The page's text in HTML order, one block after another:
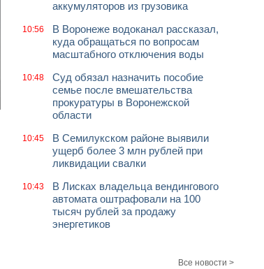
аккумуляторов из грузовика
10:56
В Воронеже водоканал рассказал,
куда обращаться по вопросам
масштабного отключения воды
10:48
Суд обязал назначить пособие
семье после вмешательства
прокуратуры в Воронежской
области
10:45
В Семилукском районе выявили
ущерб более 3 млн рублей при
ликвидации свалки
10:43
В Лисках владельца вендингового
автомата оштрафовали на 100
тысяч рублей за продажу
энергетиков
Все новости >